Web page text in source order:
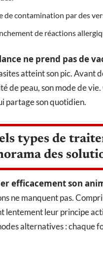
de contamination par des
de réactions
ne prend pas de
atteint son pic. Avant
de peau, son mode de
partage son quotidien.
types de
des
efficacement son
ne manquent pas.
lentement leur principe
alternatives : chaque